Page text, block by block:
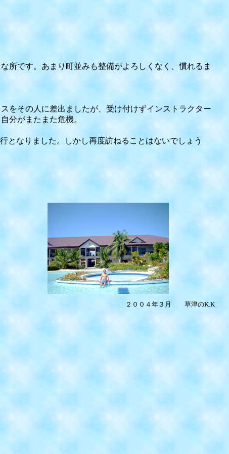
所です。あまり町並みも整備がよろしくなく、慣れるま
をその人に差出ましたが、受け付けずインストラクター
分がまたまた危機。
となりました。しかし再度訪ねることはないでしょう
２００４年３月 草津のK.K